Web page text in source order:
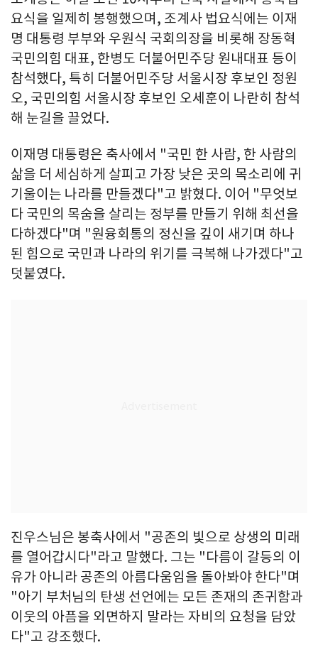
요식을 일제히 봉행했으며, 조계사 법요식에는 이재
명 대통령 부부와 우원식 국회의장을 비롯해 장동혁
국민의힘 대표, 한병도 더불어민주당 원내대표 등이
참석했다, 특히 더불어민주당 서울시장 후보인 정원
오, 국민의힘 서울시장 후보인 오세훈이 나란히 참석
해 눈길을 끌었다.
이재명 대통령은 축사에서 "국민 한 사람, 한 사람의
삶을 더 세심하게 살피고 가장 낮은 곳의 목소리에 귀
기울이는 나라를 만들겠다"고 밝혔다. 이어 "무엇보
다 국민의 목숨을 살리는 정부를 만들기 위해 최선을
다하겠다"며 "원융회통의 정신을 깊이 새기며 하나
된 힘으로 국민과 나라의 위기를 극복해 나가겠다"고
덧붙였다.
진우스님은 봉축사에서 "공존의 빛으로 상생의 미래
를 열어갑시다"라고 말했다. 그는 "다름이 갈등의 이
유가 아니라 공존의 아름다움임을 돌아봐야 한다"며
"아기 부처님의 탄생 선언에는 모든 존재의 존귀함과
이웃의 아픔을 외면하지 말라는 자비의 요청을 담았
다"고 강조했다.